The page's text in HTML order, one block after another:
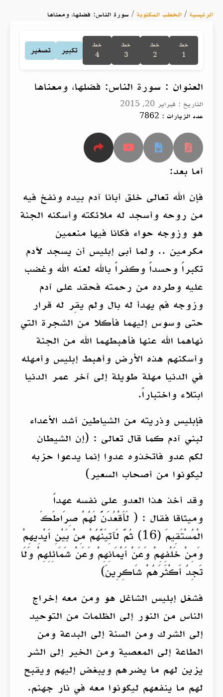
الرئيسية / الخطب المكتوبة / سورة الناس: فضلها، ومعناها
خط
1
خط
2
خط
3
خط
4
تكبير تصغير
العنوان : سورة الناس: فضلها، ومعناها
التاريخ : فبراير 20, 2015
عدد الزيارات : 7862
أما بعد:
فإن الله تعالى خلق أبانا آدم بيده ونفخ فيه
من روحه وأسجد له ملائكته وأسكنه الجنة
هو وزوجه حواء فكانا فيها منعمين
مكرمين .. ولما أبى إبليس أن يسجد لآدم
تكبراً وحسداً وكفراً بالله لعنه الله وغضب
عليه وطرده من رحمته فحقد على آدم
وزوجه فم يهدأ له بال ولم يقِر له قرار
حتى وسوس إليهما فأكلا من الشجرة التي
نهاهما الله عنها فأهبطهما الله من الجنة
وأسكنهم هذه الأرض وأهبط إبليس وأمهله
في الدنيا مهلة طويلة إلى آخر عمر الدنيا
ابتلاء واختباراً.
فإبليس وذريته من الشياطين أشد الأعداء
لبني آدم كما قال تعالى : (إن الشيطان
لكم عدو فاتخذوه عدوا إنما يدعوا حزبه
ليكونوا من أصحاب السعير)
وقد أخذ هذا العدو على نفسه عهداً
وميثاقا فقال : ( لَأَقْعُدَنَّ لَهُمْ صِرَاطَكَ
الْمُسْتَقِيمَ (16) ثُمَّ لَآتِيَنَّهُمْ مِنْ بَيْنِ أَيْدِيهِمْ
وَمِنْ خَلْفِهِمْ وَعَنْ أَيْمَانِهِمْ وَعَنْ شَمَائِلِهِمْ وَلَا
تَجِدُ أَكْثَرَهُمْ شَاكِرِينَ)
فشغل إبليس الشاغل هو ومن معه إخراج
الناس من النور إلى الظلمات من التوحيد
إلى الشرك ومن السنة إلى البدعة ومن
الطاعة إلى المعصية ومن الخير إلى الشر
يزين لهم ما يضرهم ويبغض إليهم ويقبح
لهم ما ينفعهم ليكونوا معه في نار جهنم.